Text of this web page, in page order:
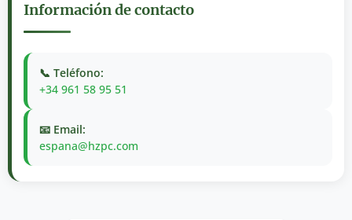
Información de contacto
📞 Teléfono:
+34 961 58 95 51
📧 Email:
espana@hzpc.com